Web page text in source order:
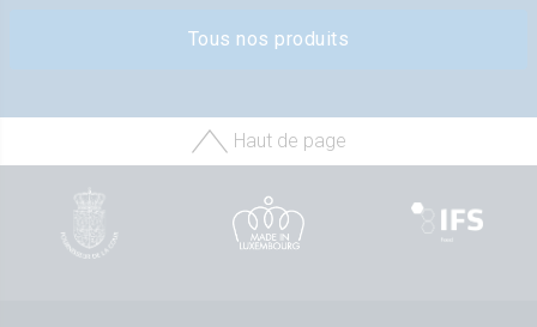
Tous nos produits
Haut de page